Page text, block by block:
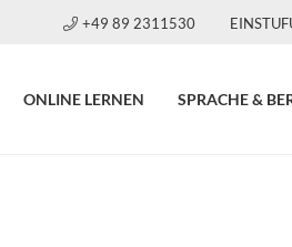
+49 89 2311530
ONLINE LERNEN SPRACHE &